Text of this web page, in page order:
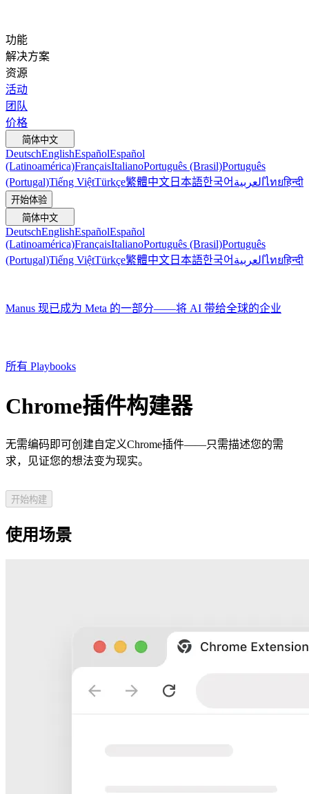
功能
解决方案
资源
活动
团队
价格
简体中文
DeutschEnglishEspañolEspañol
(Latinoamérica)FrançaisItalianoPortuguês (Brasil)Português
(Portugal)Tiếng ViệtTürkçe繁體中文 日本語한국어 العربيةไทยहिन्दी
开始体验
简体中文
DeutschEnglishEspañolEspañol
(Latinoamérica)FrançaisItalianoPortuguês (Brasil)Português
(Portugal)Tiếng ViệtTürkçe繁體中文 日本語한국어 العربيةไทยहिन्दी
Manus 现已成为 Meta 的一部分——将 AI 带给全球的企业
所有 Playbooks
Chrome插件构建器
无需编码即可创建自定义Chrome插件——只需描述您的需
求，见证您的想法变为现实。
开始构建
使用场景